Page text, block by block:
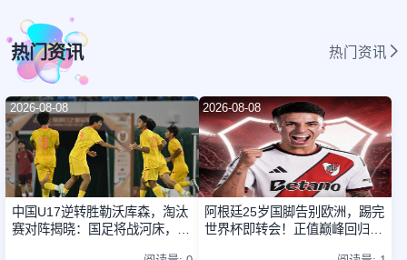
热门资讯 热门资讯
2026-08-08
中国U17逆转胜勒沃库森，淘汰
赛对阵揭晓：国足将战河床，上
2026-08-08
阿根廷25岁国脚告别欧洲，踢完
世界杯即转会！正值巅峰回归阿